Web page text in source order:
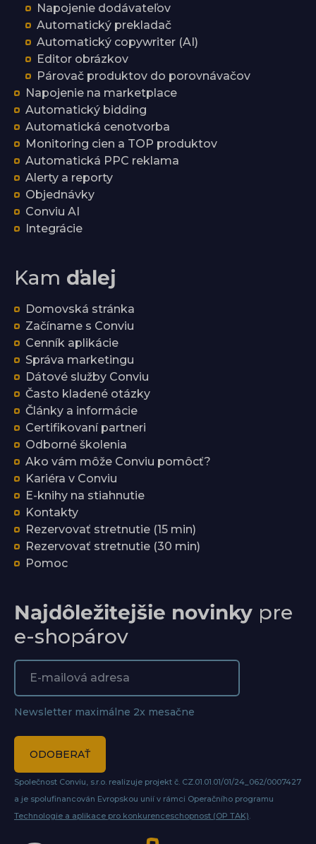
Napojenie dodávateľov
Automatický prekladač
Automatický copywriter (AI)
Editor obrázkov
Párovač produktov do porovnávačov
Napojenie na marketplace
Automatický bidding
Automatická cenotvorba
Monitoring cien a TOP produktov
Automatická PPC reklama
Alerty a reporty
Objednávky
Conviu AI
Integrácie
Kam ďalej
Domovská stránka
Začíname s Conviu
Cenník aplikácie
Správa marketingu
Dátové služby Conviu
Často kladené otázky
Články a informácie
Certifikovaní partneri
Odborné školenia
Ako vám môže Conviu pomôcť?
Kariéra v Conviu
E-knihy na stiahnutie
Kontakty
Rezervovať stretnutie (15 min)
Rezervovať stretnutie (30 min)
Pomoc
Najdôležitejšie novinky pre
e-shopárov
Newsletter maximálne 2x mesačne
ODOBERAŤ
Společnost Conviu, s.r.o. realizuje projekt č. CZ.01.01.01/01/24_062/0007427
a je spolufinancován Evropskou unií v rámci Operačního programu
Technologie a aplikace pro konkurenceschopnost (OP TAK).